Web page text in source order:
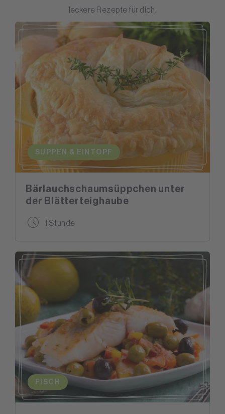
leckere Rezepte für dich.
SUPPEN & EINTOPF
Bärlauchschaumsüppchen unter
der Blätterteighaube
1 Stunde
FISCH